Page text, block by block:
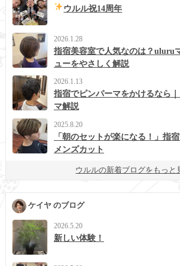
ウルル祝14周年
2026.1.28
指宿美容室で人気なのは？uluru
ューをやさしく解説
2026.1.13
指宿でピンパーマをかけるなら
マ解説
2025.8.20
「朝のセットが楽になる！」指
メンズカット
ウルルの新着ブログをもっと
ケイヤ のブログ
2026.5.20
新しい体験！